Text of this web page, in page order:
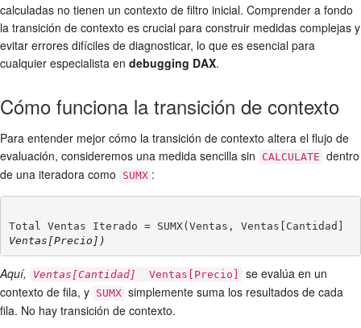
calculadas no tienen un contexto de filtro inicial. Comprender a fondo
la transición de contexto es crucial para construir medidas complejas y
evitar errores difíciles de diagnosticar, lo que es esencial para
cualquier especialista en debugging DAX.
Cómo funciona la transición de contexto
Para entender mejor cómo la transición de contexto altera el flujo de
evaluación, consideremos una medida sencilla sin
CALCULATE dentro
de una iteradora como
SUMX :
Aquí, Ventas[Cantidad] Ventas[Precio]
se evalúa en un
contexto de fila, y SUMX simplemente suma los resultados de cada
fila. No hay transición de contexto.